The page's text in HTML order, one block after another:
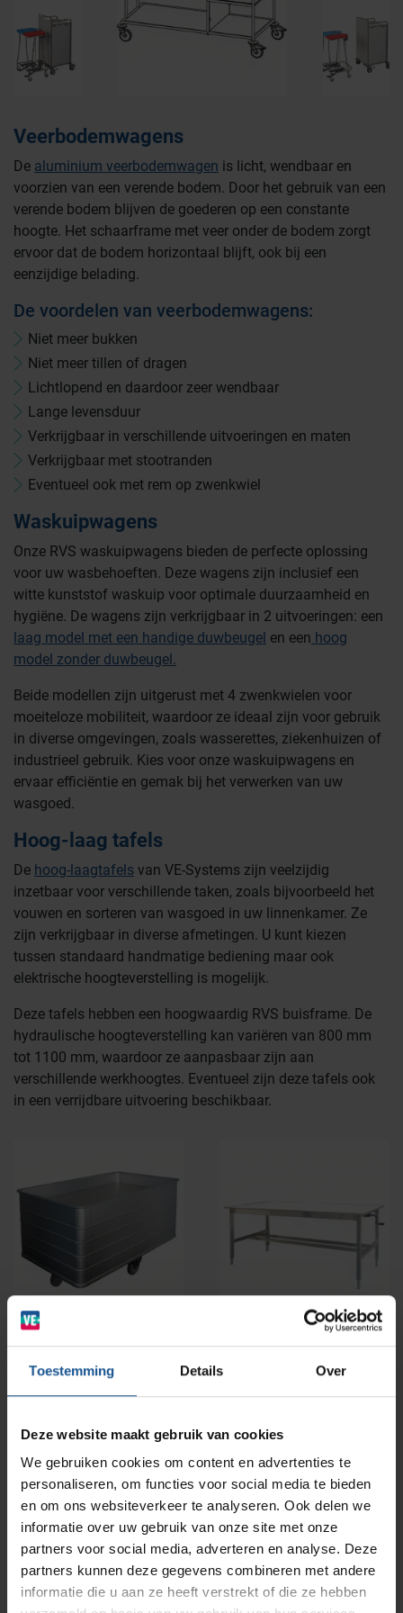
Toestemming Details Over
Deze website maakt gebruik van cookies
We gebruiken cookies om content en advertenties te
personaliseren, om functies voor social media te bieden
en om ons websiteverkeer te analyseren. Ook delen we
informatie over uw gebruik van onze site met onze
partners voor social media, adverteren en analyse. Deze
partners kunnen deze gegevens combineren met andere
informatie die u aan ze heeft verstrekt of die ze hebben
Veerbodemwagens
De aluminium veerbodemwagen is licht, wendbaar en
voorzien van een verende bodem. Door het gebruik van een
verende bodem blijven de goederen op een constante
hoogte. Het schaarframe met veer onder de bodem zorgt
ervoor dat de bodem horizontaal blijft, ook bij een
eenzijdige belading.
De voordelen van veerbodemwagens:
Niet meer bukken
Niet meer tillen of dragen
Lichtlopend en daardoor zeer wendbaar
Lange levensduur
Verkrijgbaar in verschillende uitvoeringen en maten
Verkrijgbaar met stootranden
Eventueel ook met rem op zwenkwiel
Waskuipwagens
Onze RVS waskuipwagens bieden de perfecte oplossing
voor uw wasbehoeften. Deze wagens zijn inclusief een
witte kunststof waskuip voor optimale duurzaamheid en
hygiëne. De wagens zijn verkrijgbaar in 2 uitvoeringen: een
laag model met een handige duwbeugel en een hoog
model zonder duwbeugel.
Beide modellen zijn uitgerust met 4 zwenkwielen voor
moeiteloze mobiliteit, waardoor ze ideaal zijn voor gebruik
in diverse omgevingen, zoals wasserettes, ziekenhuizen of
industrieel gebruik. Kies voor onze waskuipwagens en
ervaar efficiëntie en gemak bij het verwerken van uw
wasgoed.
Hoog-laag tafels
De hoog-laagtafels van VE-Systems zijn veelzijdig
inzetbaar voor verschillende taken, zoals bijvoorbeeld het
vouwen en sorteren van wasgoed in uw linnenkamer. Ze
zijn verkrijgbaar in diverse afmetingen. U kunt kiezen
tussen standaard handmatige bediening maar ook
elektrische hoogteverstelling is mogelijk.
Deze tafels hebben een hoogwaardig RVS buisframe. De
hydraulische hoogteverstelling kan variëren van 800 mm
tot 1100 mm, waardoor ze aanpasbaar zijn aan
verschillende werkhoogtes. Eventueel zijn deze tafels ook
in een verrijdbare uitvoering beschikbaar.
Aluminium transportcontainers
Onzealuminium transportcontainerszijn de ideale keuze
voor intern transport van was- en/of afvalzakken. Deze
Branches
Ziekenhuizen en klinieken
Zorginstellingen
Cleanrooms
Logistiek en opslag
Afvalinzamelaars
Farmaceutische industrie
Solutions
RVS Werkplekinrichting
Modulaire Inrichtingssystemen
Opslagsystemen en voorraadbeheer
Productlijnen
Medische afvalverpakkingen
Infectiepreventie en hygiëne
Opslagmogelijkheden
Medische (verzorgings)wagens
Wastransport
Medicijn- en verbandkasten
Werkplekinrichting
Septodry
Metro
Zarges
AP Medical
BINBIN
Ons team
Klantcases
Vacatures